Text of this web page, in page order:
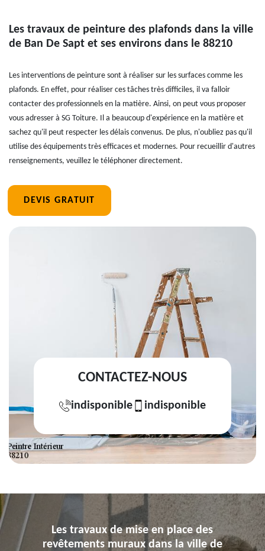
Les travaux de peinture des plafonds dans la ville
de Ban De Sapt et ses environs dans le 88210
Les interventions de peinture sont à réaliser sur les surfaces comme les
plafonds. En effet, pour réaliser ces tâches très difficiles, il va falloir
contacter des professionnels en la matière. Ainsi, on peut vous proposer
vous adresser à SG Toiture. Il a beaucoup d'expérience en la matière et
sachez qu'il peut respecter les délais convenus. De plus, n'oubliez pas qu'il
utilise des équipements très efficaces et modernes. Pour recueillir d'autres
renseignements, veuillez le téléphoner directement.
DEVIS GRATUIT
CONTACTEZ-NOUS
indisponible indisponible
Les travaux de mise en place des
revêtements muraux dans la ville de